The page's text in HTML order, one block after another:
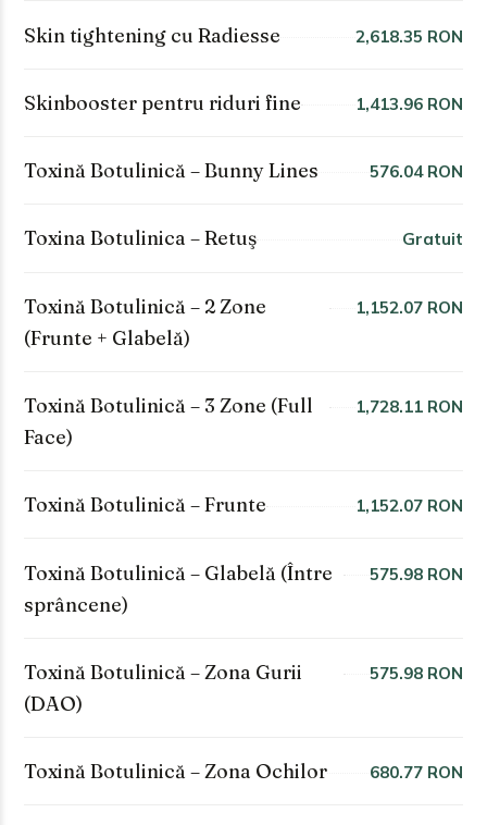
Skin tightening cu Radiesse 2,618.35 RON
Skinbooster pentru riduri fine 1,413.96 RON
Toxină Botulinică – Bunny Lines 576.04 RON
Toxina Botulinica – Retuş Gratuit
Toxină Botulinică – 2 Zone
(Frunte + Glabelă)
1,152.07 RON
Toxină Botulinică – 3 Zone (Full
Face)
1,728.11 RON
Toxină Botulinică – Frunte 1,152.07 RON
Toxină Botulinică – Glabelă (Între
sprâncene)
575.98 RON
Toxină Botulinică – Zona Gurii
(DAO)
575.98 RON
Toxină Botulinică – Zona Ochilor 680.77 RON